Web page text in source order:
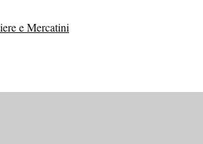
e Mercatini